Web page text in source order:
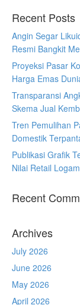
Recent Posts
Angin Segar
Resmi Bangkit
Proyeksi Pasar
Harga Emas
Transparansi
Skema Jual
Tren Pemulihan
Domestik
Publikasi Grafik
Nilai Retail
Recent
Archives
July 2026
June 2026
May 2026
April 2026